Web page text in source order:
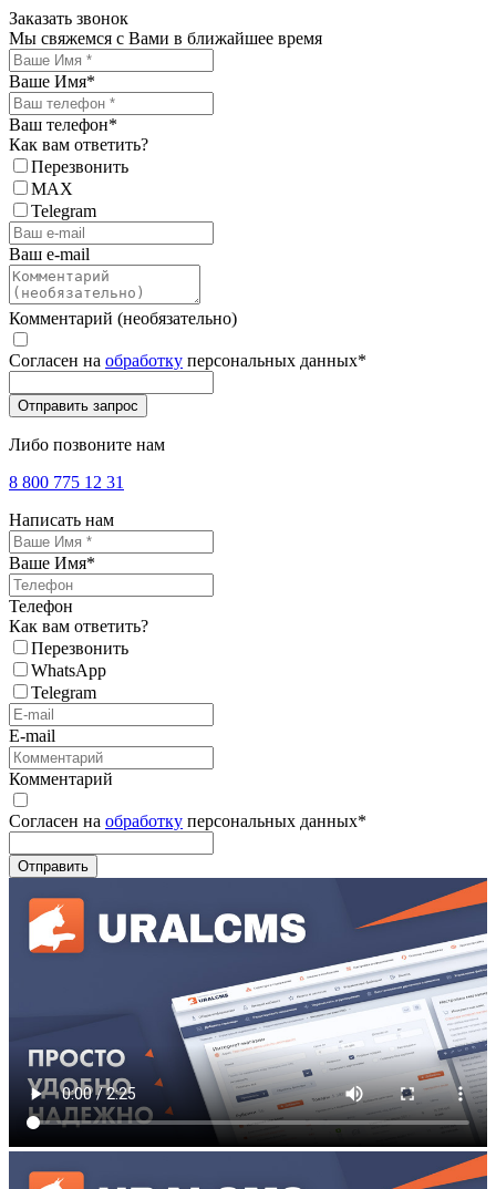
Заказать звонок
Мы свяжемся с Вами в ближайшее время
Ваше Имя*
Ваш телефон*
Как вам ответить?
Перезвонить
MAX
Telegram
Ваш e-mail
Комментарий (необязательно)
Согласен на обработку персональных данных*
Либо позвоните нам
8 800 775 12 31
Написать нам
Ваше Имя*
Телефон
Как вам ответить?
Перезвонить
WhatsApp
Telegram
E-mail
Комментарий
Согласен на обработку персональных данных*